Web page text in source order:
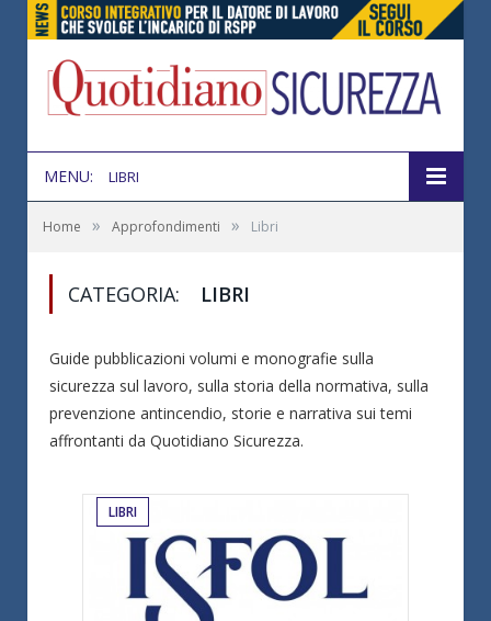
MENU: LIBRI
Home » Approfondimenti » Libri
CATEGORIA: LIBRI
Guide pubblicazioni volumi e monografie sulla
sicurezza sul lavoro, sulla storia della normativa, sulla
prevenzione antincendio, storie e narrativa sui temi
affrontanti da Quotidiano Sicurezza.
LIBRI